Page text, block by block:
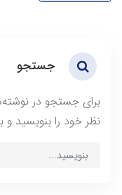
جستجو
برای جستجو در
نظر خود را بنویسید